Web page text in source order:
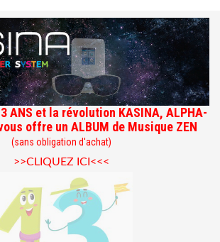
ANS et la révolution KASINA, ALPHA-
offre un ALBUM de Musique ZEN
(sans obligation d'achat)
>>CLIQUEZ ICI<<<